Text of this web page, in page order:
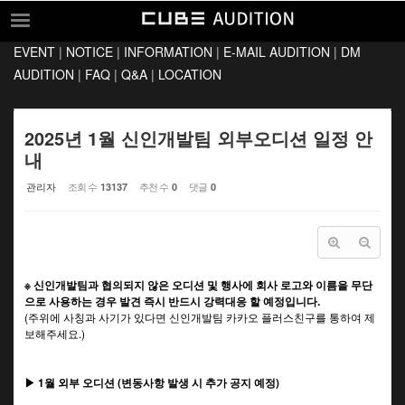
EVENT
INFORMATION
E-MAIL AUDITION
DM AUDITION
LOCATION
EVENT | NOTICE | INFORMATION | E-MAIL AUDITION | DM
AUDITION | FAQ | Q&A | LOCATION
2025년 1월 신인개발팀 외부오디션 일정 안
내
관리자 조회 수 13137 추천 수 0 댓글 0
※ 신인개발팀과 협의되지 않은 오디션 및 행사에 회사 로고와 이름을 무단
으로 사용하는 경우 발견 즉시 반드시 강력대응 할 예정입니다.
(주위에 사칭과 사기가 있다면 신인개발팀 카카오 플러스친구를 통하여 제
보해주세요.)
▶ 1월 외부 오디션 (변동사항 발생 시 추가 공지 예정)